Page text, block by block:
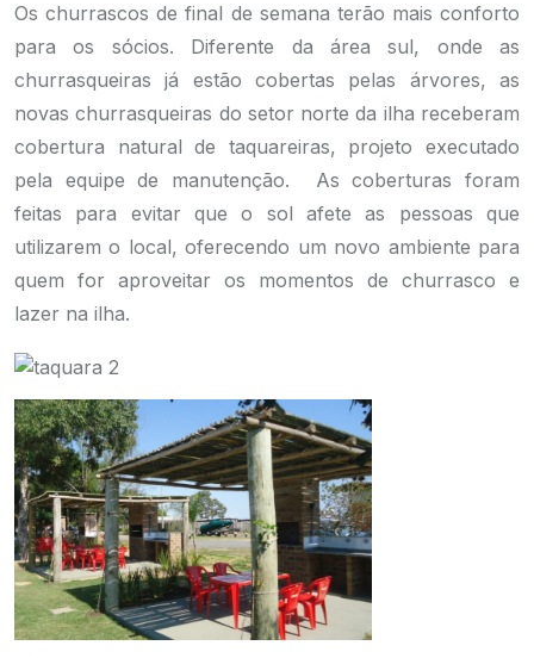
Os churrascos de final de semana terão mais conforto
para os sócios. Diferente da área sul, onde as
churrasqueiras já estão cobertas pelas árvores, as
novas churrasqueiras do setor norte da ilha receberam
cobertura natural de taquareiras, projeto executado
pela equipe de manutenção. As coberturas foram
feitas para evitar que o sol afete as pessoas que
utilizarem o local, oferecendo um novo ambiente para
quem for aproveitar os momentos de churrasco e
lazer na ilha.